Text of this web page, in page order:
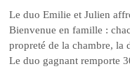
Le duo Emilie et Julien
Bienvenue en famille :
propreté de la chambre, la
Le duo gagnant remporte